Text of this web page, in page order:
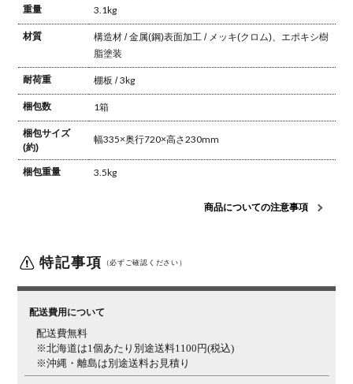
重量 3.1kg
材質 構造材 / 金属(鋼)表面加工 / メッキ(クロム)、エポキシ樹
脂塗装
耐荷重 棚板 / 3kg
梱包数 1箱
梱包サイズ
(約)
幅335×奥行720×高さ230mm
梱包重量 3.5kg
商品についての注意事項
特記事項 （必ずご確認ください）
配送費用について
配送費無料
※北海道は1個あたり別途送料1100円(税込)
※沖縄・離島は別途送料お見積り